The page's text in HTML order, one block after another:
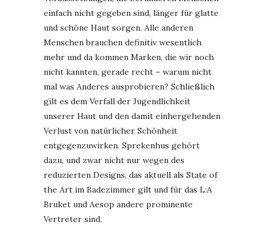
einfach nicht gegeben sind, länger für glatte
und schöne Haut sorgen. Alle anderen
Menschen brauchen definitiv wesentlich
mehr und da kommen Marken, die wir noch
nicht kannten, gerade recht – warum nicht
mal was Anderes ausprobieren? Schließlich
gilt es dem Verfall der Jugendlichkeit
unserer Haut und den damit einhergehenden
Verlust von natürlicher Schönheit
entgegenzuwirken. Sprekenhus gehört
dazu, und zwar nicht nur wegen des
reduzierten Designs, das aktuell als State of
the Art im Badezimmer gilt und für das L:A
Bruket und Aesop andere prominente
Vertreter sind.